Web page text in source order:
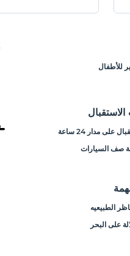
للأطفال
على مدار 24 ساعة
صف السيارات
الطبيعيه
على البحر